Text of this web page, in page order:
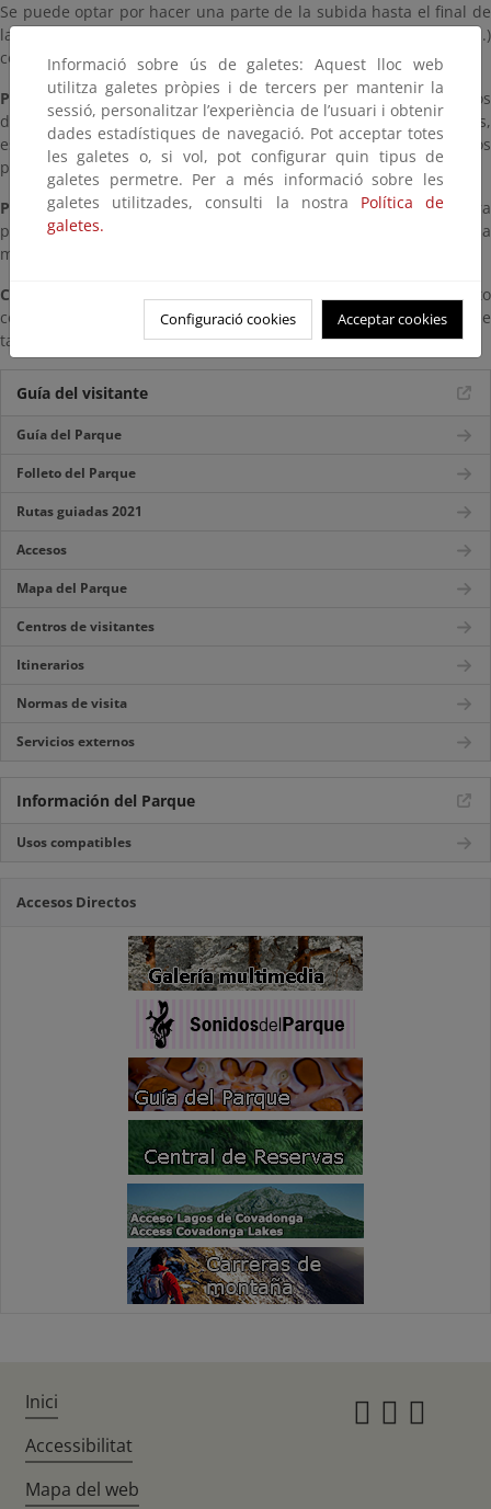
Se puede optar por hacer una parte de la subida hasta el final de
la pista, y regresar por Cabañayu, reduciendo así el trayecto (4 h.)
con la ventaja de salir de Demués y regresar al punto de partida.
Preste atención a(Interesting places): Los cambios progresivos
del paisaje entre el valle y la montaña / Las majadas,
especialmente Belbín, como asentamientos de verano para los
pastores y su ganado.
Precauciones:
Considerar cómo se hace el recorrido para
programar el regreso / Llevar agua / tener en cuenta la
meteorología.
Caution notes:
Plan the tour properly, remember that you have to
come back / You must carry water / Weather conditions must be
taken into account.
Guía del visitante
Guía del Parque
Folleto del Parque
Rutas guiadas 2021
Accesos
Mapa del Parque
Centros de visitantes
Itinerarios
Normas de visita
Servicios externos
Información del Parque
Usos compatibles
Accesos Directos
Informació sobre ús de galetes: Aquest lloc web
utilitza galetes pròpies i de tercers per mantenir la
sessió, personalitzar l’experiència de l’usuari i obtenir
dades estadístiques de navegació. Pot acceptar totes
les galetes o, si vol, pot configurar quin tipus de
galetes permetre. Per a més informació sobre les
galetes utilitzades, consulti la nostra Política de
galetes.
Configuració cookies Acceptar cookies
Inici
Accessibilitat
Mapa del web